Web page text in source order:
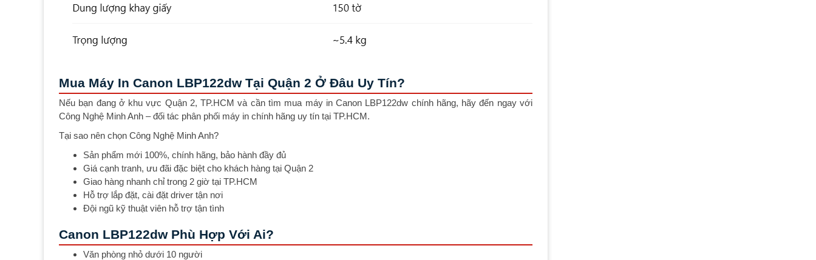
Mua Máy In Canon LBP122dw Tại Quận 2 Ở Đâu Uy Tín?
Nếu bạn đang ở khu vực Quận 2, TP.HCM và cần tìm mua máy in Canon LBP122dw chính hãng, hãy đến ngay với
Công Nghệ Minh Anh – đối tác phân phối máy in chính hãng uy tín tại TP.HCM.
Tại sao nên chọn Công Nghệ Minh Anh?
Sản phẩm mới 100%, chính hãng, bảo hành đầy đủ
Giá cạnh tranh, ưu đãi đặc biệt cho khách hàng tại Quận 2
Giao hàng nhanh chỉ trong 2 giờ tại TP.HCM
Hỗ trợ lắp đặt, cài đặt driver tận nơi
Đội ngũ kỹ thuật viên hỗ trợ tận tình
Canon LBP122dw Phù Hợp Với Ai?
Văn phòng nhỏ dưới 10 người